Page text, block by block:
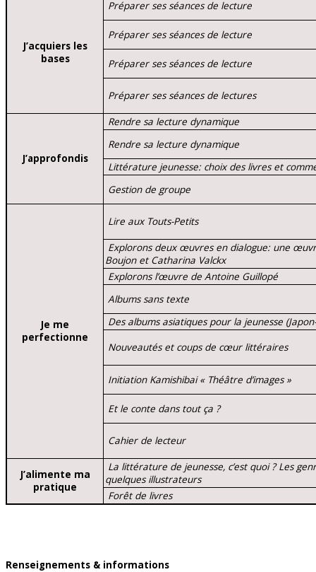
J’acquiers les
bases
Préparer ses séances de lecture
Préparer ses séances de lecture
Préparer ses séances de lecture
Préparer ses séances de lectures
J’approfondis
Rendre sa lecture dynamique
Rendre sa lecture dynamique
Littérature jeunesse: choix des livres et
Gestion de groupe
Je me
perfectionne
Lire aux Touts-Petits
Explorons deux œuvres en dialogue: une
Boujon et Catharina Valckx
Explorons l’œuvre de Antoine Guillopé
Albums sans texte
Des albums asiatiques pour la jeunesse
Nouveautés et coups de cœur littéraires
Initiation Kamishibai « Théâtre d’images »
Et le conte dans tout ça ?
Cahier de lecteur
J’alimente ma
pratique
La littérature de jeunesse, c’est quoi ? Les
quelques illustrateurs
Forêt de livres
Renseignements & informations